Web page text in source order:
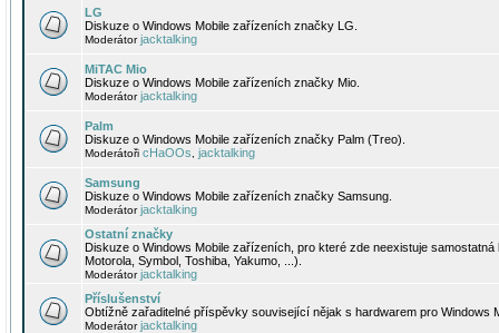
LG
Diskuze o Windows Mobile zařízeních značky LG.
Moderátorjacktalking
MiTAC Mio
Diskuze o Windows Mobile zařízeních značky Mio.
Moderátorjacktalking
Palm
Diskuze o Windows Mobile zařízeních značky Palm (Treo).
Moderátoři cHaOOs jacktalking
Samsung
Diskuze o Windows Mobile zařízeních značky Samsung.
Moderátorjacktalking
Ostatní značky
Diskuze o Windows Mobile zařízeních, pro které zde neexistuje
Motorola, Symbol, Toshiba, Yakumo, ...).
Moderátorjacktalking
Příslušenství
Obtížně zařaditelné příspěvky související nějak s hardwarem pro Windows
Moderátorjacktalking